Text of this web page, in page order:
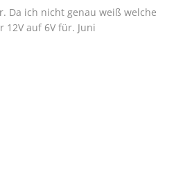
Da ich nicht genau weiß welche
auf 6V für. Juni